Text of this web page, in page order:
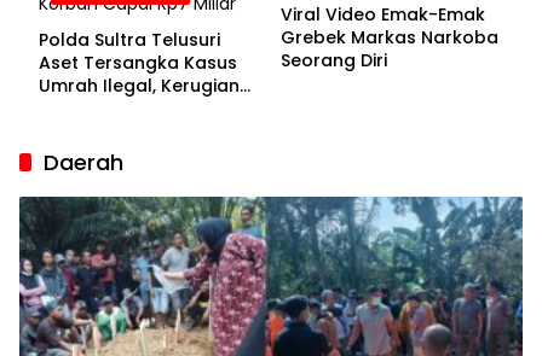
Polda Sultra Telusuri
Aset Tersangka Kasus
Umrah Ilegal, Kerugian
Viral Video Emak-Emak
Grebek Markas Narkoba
Seorang Diri
Daerah